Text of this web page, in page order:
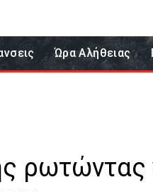
Ώρα Αλήθειας
ρωτώντας